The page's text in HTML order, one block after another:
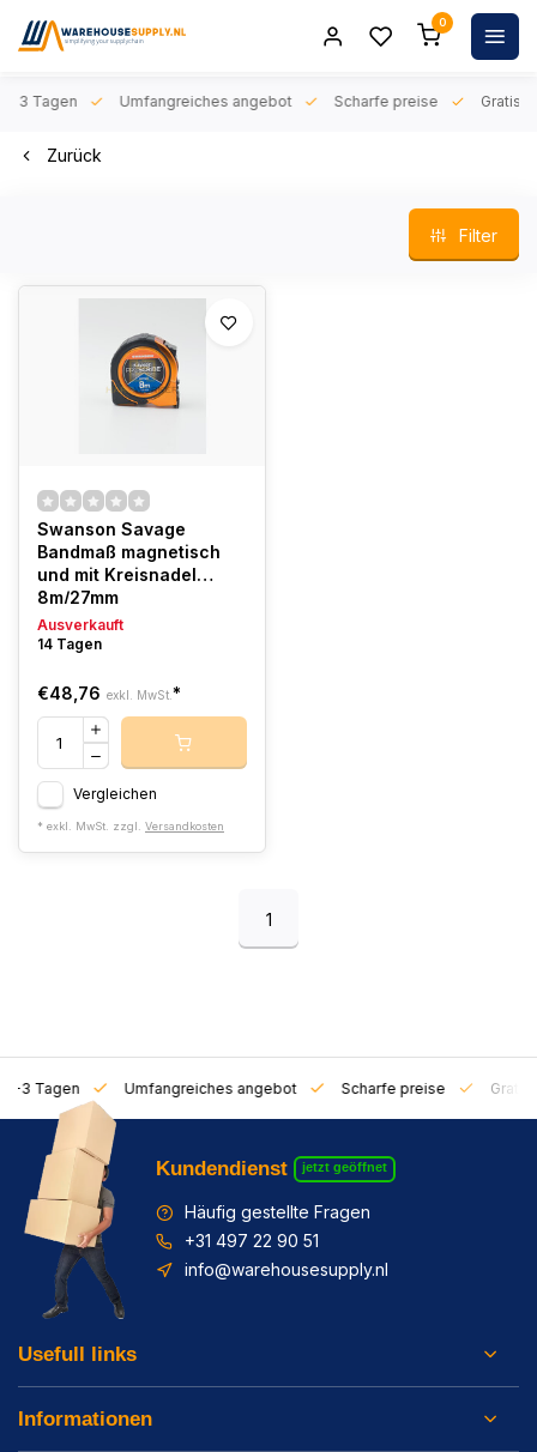
0
3 Tagen Umfangreiches angebot Scharfe preise Gratis
Zurück
Filter
Swanson Savage
Bandmaß magnetisch
und mit Kreisnadel
8m/27mm
Ausverkauft
14 Tagen
€48,76 exkl. MwSt. *
Vergleichen
* exkl. MwSt. zzgl. Versandkosten
1
1-3 Tagen Umfangreiches angebot Scharfe preise Gratis
Kundendienst jetzt geöffnet
Häufig gestellte Fragen
+31 497 22 90 51
info@warehousesupply.nl
Usefull links
Informationen